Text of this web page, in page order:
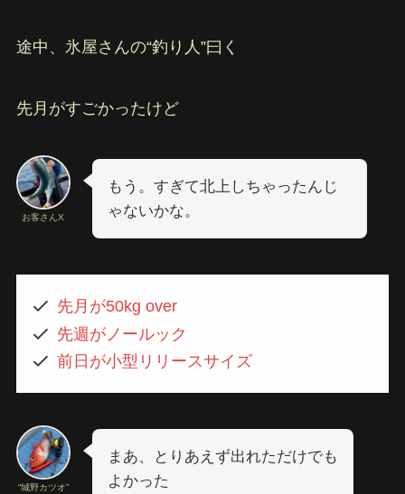
途中、氷屋さんの“釣り人”曰く
先月がすごかったけど
お客さんX
もう。すぎて北上しちゃったんじ
ゃないかな。
先月が50kg over
先週がノールック
前日が小型リリースサイズ
“城野カツオ”
まあ、とりあえず出れただけでも
よかった